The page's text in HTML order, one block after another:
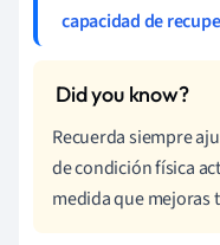
capacidad de
Recuerda siempre
de condición física
medida que mejoras